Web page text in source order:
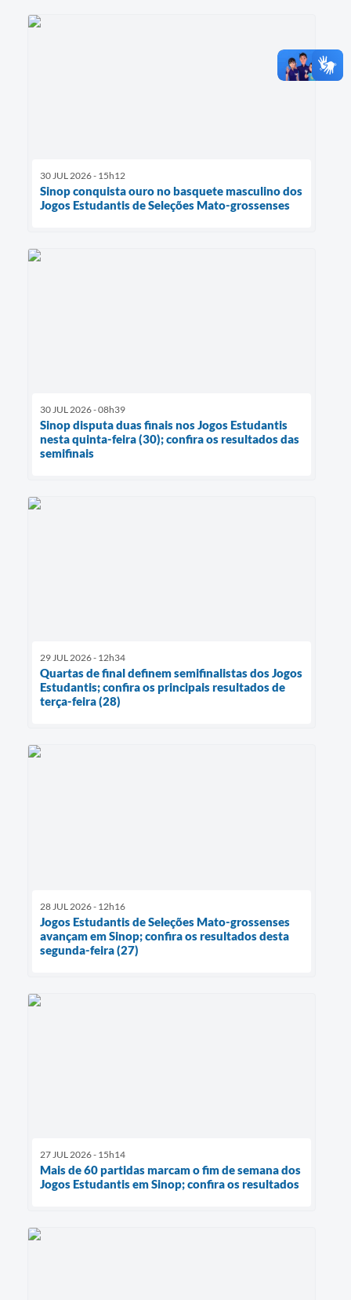
30 JUL 2026 - 15h12
Sinop conquista ouro no basquete masculino dos
Jogos Estudantis de Seleções Mato-grossenses
30 JUL 2026 - 08h39
Sinop disputa duas finais nos Jogos Estudantis
nesta quinta-feira (30); confira os resultados das
semifinais
29 JUL 2026 - 12h34
Quartas de final definem semifinalistas dos Jogos
Estudantis; confira os principais resultados de
terça-feira (28)
28 JUL 2026 - 12h16
Jogos Estudantis de Seleções Mato-grossenses
avançam em Sinop; confira os resultados desta
segunda-feira (27)
27 JUL 2026 - 15h14
Mais de 60 partidas marcam o fim de semana dos
Jogos Estudantis em Sinop; confira os resultados